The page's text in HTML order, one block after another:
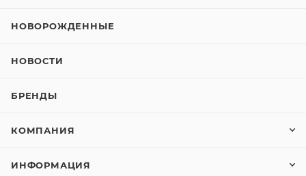
НОВОРОЖДЕННЫЕ
НОВОСТИ
БРЕНДЫ
КОМПАНИЯ
ИНФОРМАЦИЯ